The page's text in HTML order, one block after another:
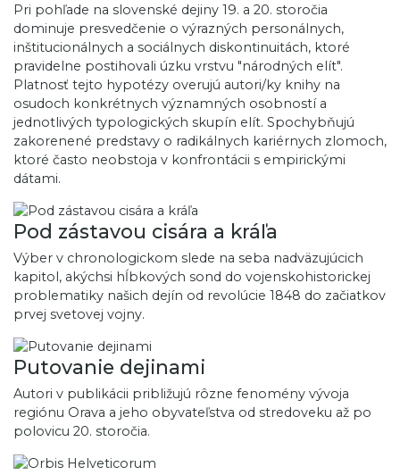
Pri pohľade na slovenské dejiny 19. a 20. storočia
dominuje presvedčenie o výrazných personálnych,
inštitucionálnych a sociálnych diskontinuitách, ktoré
pravidelne postihovali úzku vrstvu "národných elít".
Platnosť tejto hypotézy overujú autori/ky knihy na
osudoch konkrétnych významných osobností a
jednotlivých typologických skupín elít. Spochybňujú
zakorenené predstavy o radikálnych kariérnych zlomoch,
ktoré často neobstoja v konfrontácii s empirickými
dátami.
Pod zástavou cisára a kráľa
Výber v chronologickom slede na seba nadväzujúcich
kapitol, akýchsi hĺbkových sond do vojenskohistorickej
problematiky našich dejín od revolúcie 1848 do začiatkov
prvej svetovej vojny.
Putovanie dejinami
Autori v publikácii približujú rôzne fenomény vývoja
regiónu Orava a jeho obyvateľstva od stredoveku až po
polovicu 20. storočia.